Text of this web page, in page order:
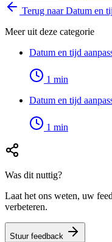
Terug naarDatum en
Meer uit deze categorie
Datum en tijd
1 min
Datum en tijd
1 min
Was dit nuttig?
Laat het ons weten, uw
verbeteren.
Stuur feedback